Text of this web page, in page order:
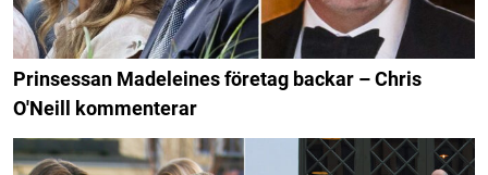
Prinsessan Madeleines företag backar – Chris
O'Neill kommenterar